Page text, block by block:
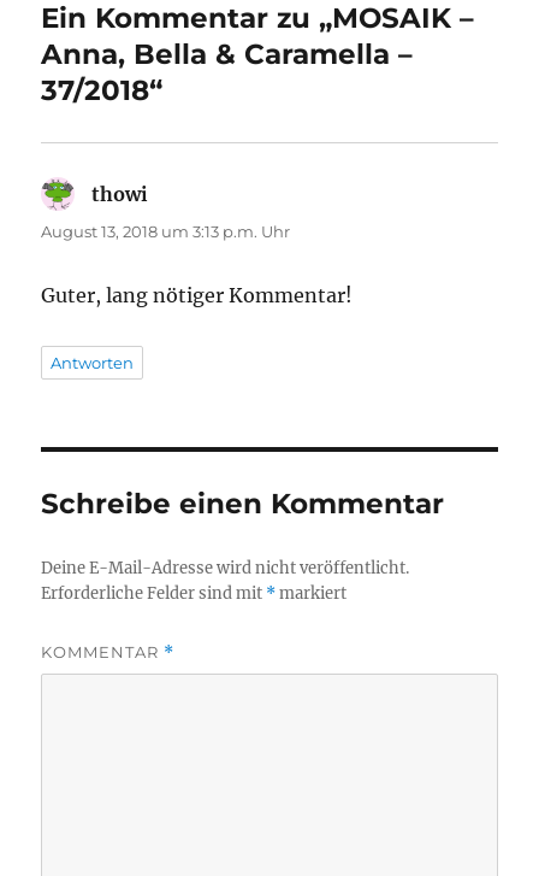
Ein Kommentar zu „MOSAIK –
Anna, Bella & Caramella –
37/2018“
thowi
August 13, 2018 um 3:13 p.m. Uhr
Guter, lang nötiger Kommentar!
Antworten
Schreibe einen Kommentar
Deine E-Mail-Adresse wird nicht veröffentlicht.
Erforderliche Felder sind mit *markiert
KOMMENTAR *